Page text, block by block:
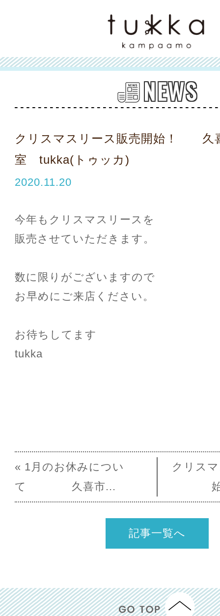
NEWS
クリスマスリース販売開始！ 久
室 tukka(トゥッカ)
2020.11.20
今年もクリスマスリースを
販売させていただきます。
数に限りがございますので
お早めにご来店ください。
お待ちしてます
tukka
« 1月のお休みについ
て 久喜市...
クリス
記事一覧へ